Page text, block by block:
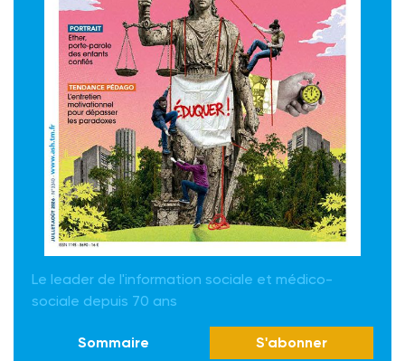
Le leader de l'information sociale et médico-
sociale depuis 70 ans
Sommaire S'abonner